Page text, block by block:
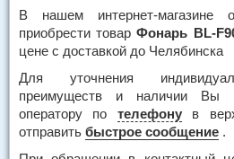
В нашем интернет-магазине
приобрести товарФонарь BL-
цене с доставкой до Челябинска
Для уточнения
преимуществ и наличии Вы
оператору по телефонув
отправить быстрое сообщение .